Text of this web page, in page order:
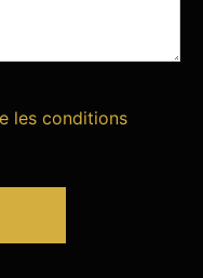
les conditions